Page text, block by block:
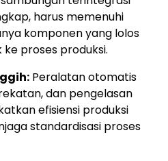
harus memenuhi
komponen yang lolos
proses produksi.
Peralatan otomatis
dan pengelasan
efisiensi produksi
standardisasi proses